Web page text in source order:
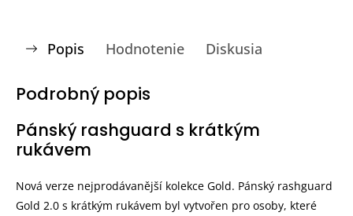
Popis Hodnotenie Diskusia
Podrobný popis
Pánský rashguard s krátkým
rukávem
Nová verze nejprodávanější kolekce Gold. Pánský rashguard
Gold 2.0 s krátkým rukávem byl vytvořen pro osoby, které